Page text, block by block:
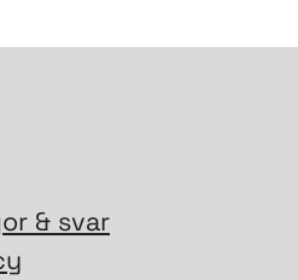
& svar